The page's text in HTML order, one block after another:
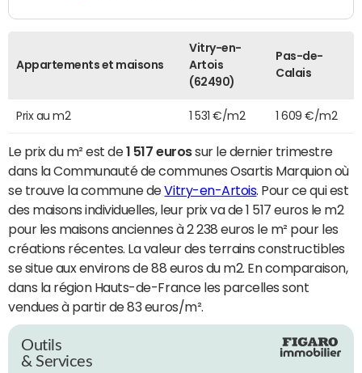
Appartements et maisons
Vitry-en-
Artois
(62490)
Pas-de-
Calais
Prix au m2 1 531 €/m2 1 609 €/m2
Le prix du m² est de1 517 eurossur le dernier trimestre
dans la Communauté de communes Osartis Marquion où
se trouve la commune deVitry-en-Artois. Pour ce qui est
des maisons individuelles, leur prix va de 1 517 euros le m2
pour les maisons anciennes à 2 238 euros le m² pour les
créations récentes. La valeur des terrains constructibles
se situe aux environs de 88 euros du m2. En comparaison,
dans la région Hauts-de-France les parcelles sont
vendues à partir de 83 euros/m².
Outils
& Services